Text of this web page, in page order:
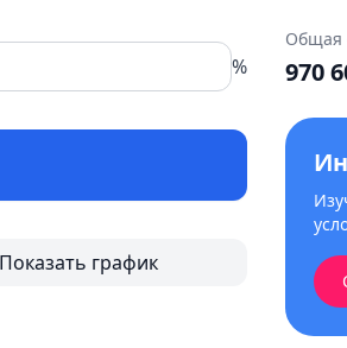
%
Показать график
Общая
970